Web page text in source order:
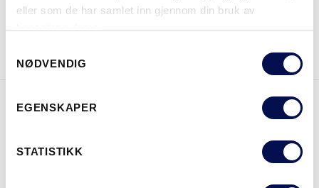
eller som de har samlet inn gjennom din bruk av
Selection
NØDVENDIG
EGENSKAPER
STATISTIKK
LAST NED BROSJYRE KONTAKT OSS